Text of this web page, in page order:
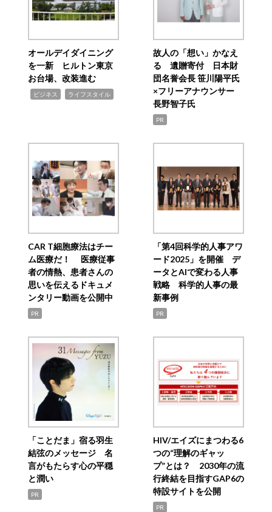
オールデイダイニング
を一新 ヒルトン東京
お台場、改装進む
ビジネス ライフスタイル
故人の「想い」かなえ
る 遺贈寄付 日本財
団名誉会長 笹川陽平氏
×フリーアナウンサー
長野智子氏
PR
CAR T細胞療法はチー
ム医療だ！ 医療従事
者の情熱、患者さんの
思いを伝えるドキュメ
ンタリー動画を公開中
PR
「第4回科学的人事アワ
ード2025」を開催 デ
ータとAIで変わる人事
戦略 科学的人事の最
新事例
PR
「ことだま」宿る羽生
結弦のメッセージ 名
言がもたらす心の平穏
と潤い
PR
HIV/エイズにまつわる6
つの“理解のギャッ
プ”とは？ 2030年の流
行終結を目指すGAP6の
特設サイトを公開
PR